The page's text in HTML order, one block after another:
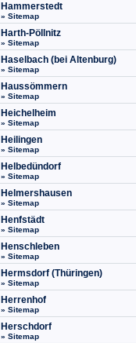
Hammerstedt
» Sitemap
Harth-Pöllnitz
» Sitemap
Haselbach (bei Altenburg)
» Sitemap
Haussömmern
» Sitemap
Heichelheim
» Sitemap
Heilingen
» Sitemap
Helbedündorf
» Sitemap
Helmershausen
» Sitemap
Henfstädt
» Sitemap
Henschleben
» Sitemap
Hermsdorf (Thüringen)
» Sitemap
Herrenhof
» Sitemap
Herschdorf
» Sitemap